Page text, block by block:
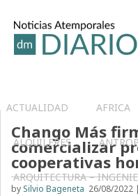
ACTUALIDAD AFRICA
ALQUILERES
ARQUITECTURA –
Chango Más
comercializar
cooperativas
by Silvio Bageneta 26/08/2022